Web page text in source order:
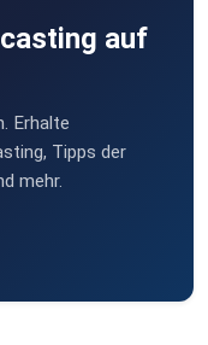
auf
Erhalte
Tipps der
mehr.